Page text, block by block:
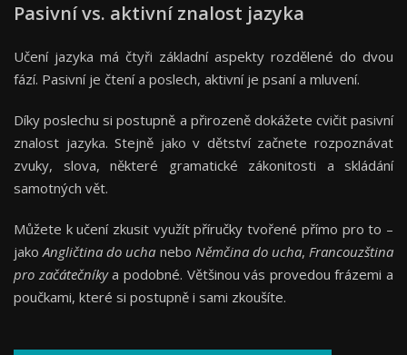
Pasivní vs. aktivní znalost jazyka
Učení jazyka má čtyři základní aspekty rozdělené do dvou
fází. Pasivní je čtení a poslech, aktivní je psaní a mluvení.
Díky poslechu si postupně a přirozeně dokážete cvičit pasivní
znalost jazyka. Stejně jako v dětství začnete rozpoznávat
zvuky, slova, některé gramatické zákonitosti a skládání
samotných vět.
Můžete k učení zkusit využít příručky tvořené přímo pro to –
jakoAngličtina do ucha nebo Němčina do ucha, Francouzština
pro začátečníkya podobné. Většinou vás provedou frázemi a
poučkami, které si postupně i sami zkoušíte.